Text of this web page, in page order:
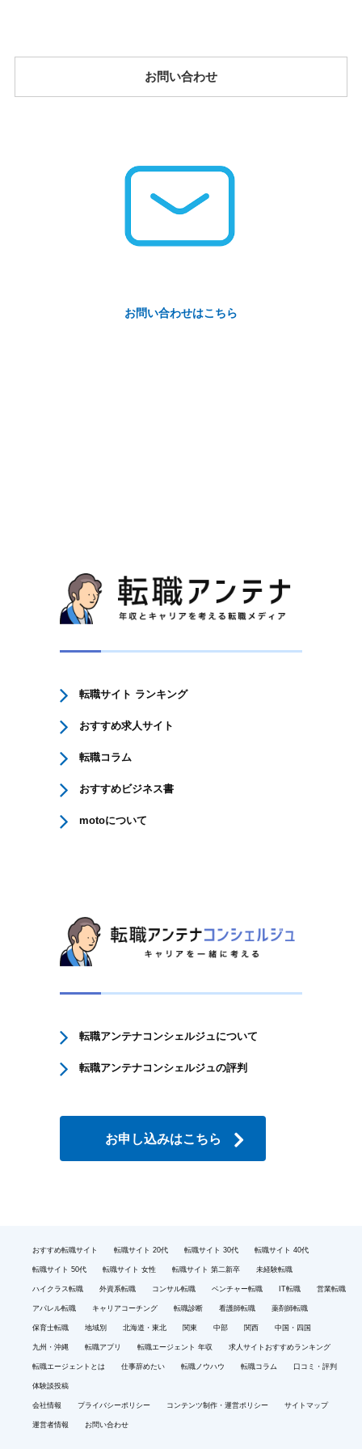
お問い合わせ
お問い合わせはこちら
転職サイト ランキング
おすすめ求人サイト
転職コラム
おすすめビジネス書
motoについて
転職アンテナコンシェルジュについて
転職アンテナコンシェルジュの評判
お申し込みはこちら
おすすめ転職サイト 転職サイト 20代 転職サイト 30代 転職サイト 40代
転職サイト 50代 転職サイト 女性 転職サイト 第二新卒 未経験転職
ハイクラス転職 外資系転職 コンサル転職 ベンチャー転職 IT転職 営業転職
アパレル転職 キャリアコーチング 転職診断 看護師転職 薬剤師転職
保育士転職 地域別 北海道・東北 関東 中部 関西 中国・四国
九州・沖縄 転職アプリ 転職エージェント 年収 求人サイトおすすめランキング
転職エージェントとは 仕事辞めたい 転職ノウハウ 転職コラム 口コミ・評判
体験談投稿
会社情報 プライバシーポリシー コンテンツ制作・運営ポリシー サイトマップ
運営者情報 お問い合わせ